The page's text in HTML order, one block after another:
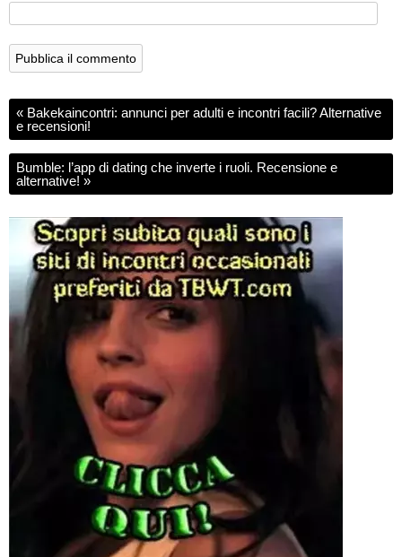
« Bakekaincontri: annunci per adulti e incontri facili? Alternative
e recensioni!
Bumble: l’app di dating che inverte i ruoli. Recensione e
alternative! »